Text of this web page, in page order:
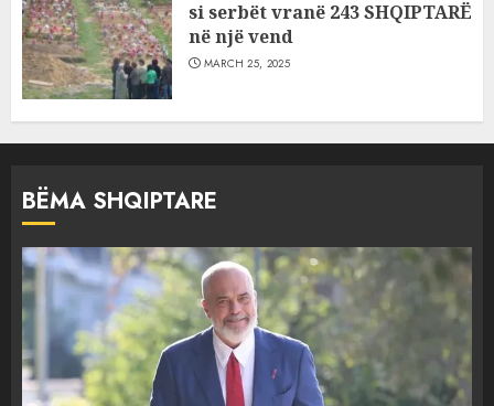
si serbët vranë 243 SHQIPTARË
në një vend
MARCH 25, 2025
BËMA SHQIPTARE